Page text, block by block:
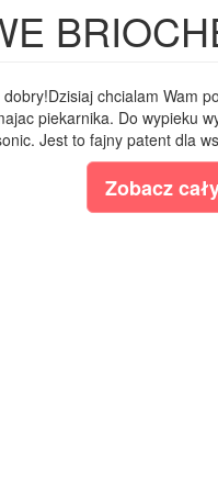
dobry!Dzisiaj chcialam Wam
piekarnika. Do wypieku
Jest to fajny patent dla
Zobacz